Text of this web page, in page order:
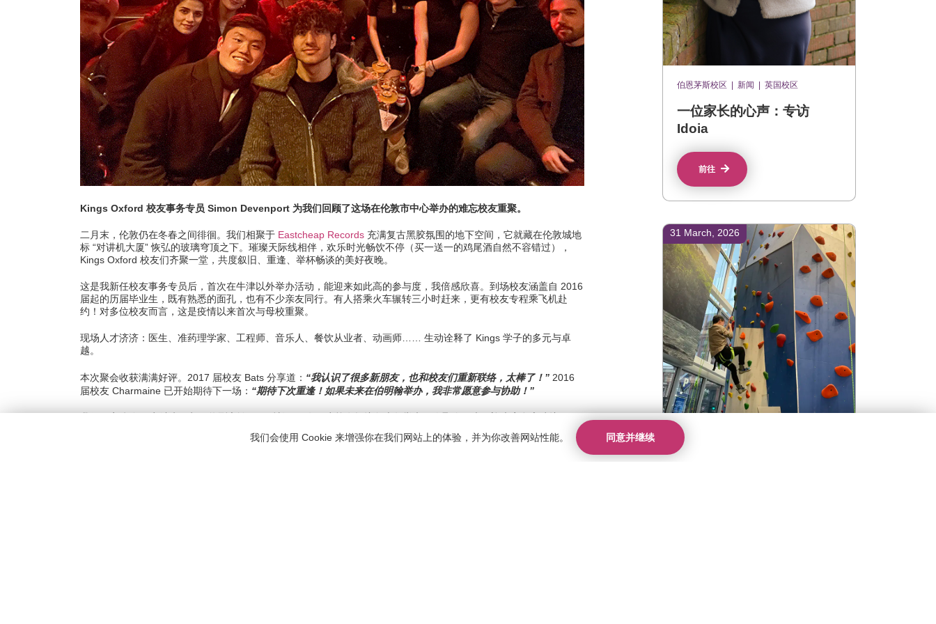
Kings Oxford 校友事务专员 Simon Devenport 为我们回顾了这场在伦敦市中心举办的难忘校友重聚。
二月末，伦敦仍在冬春之间徘徊。我们相聚于 Eastcheap Records 充满复古黑胶氛围的地下空间，它就藏在伦敦城地
标 “对讲机大厦” 恢弘的玻璃穹顶之下。璀璨天际线相伴，欢乐时光畅饮不停（买一送一的鸡尾酒自然不容错过），
Kings Oxford 校友们齐聚一堂，共度叙旧、重逢、举杯畅谈的美好夜晚。
这是我新任校友事务专员后，首次在牛津以外举办活动，能迎来如此高的参与度，我倍感欣喜。到场校友涵盖自 2016
届起的历届毕业生，既有熟悉的面孔，也有不少亲友同行。有人搭乘火车辗转三小时赶来，更有校友专程乘飞机赴
约！对多位校友而言，这是疫情以来首次与母校重聚。
现场人才济济：医生、准药理学家、工程师、音乐人、餐饮从业者、动画师…… 生动诠释了 Kings 学子的多元与卓
越。
本次聚会收获满满好评。2017 届校友 Bats 分享道： “我认识了很多新朋友，也和校友们重新联络，太棒了！” 2016
届校友 Charmaine 已开始期待下一场： “期待下次重逢！如果未来在伯明翰举办，我非常愿意参与协助！”
伯恩茅斯校区 新闻 英国校区
一位家长的心声：专访
Idoia
前往
31 March, 2026
学习
此处的学习
热门搜索
此处的热门搜索
我们会使用 Cookie 来增强你在我们网站上的体验，并为你改善网站性能。 同意并继续